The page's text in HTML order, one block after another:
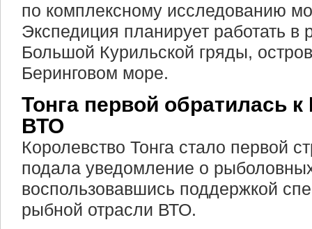
по комплексному исследованию
Экспедиция планирует работать в
Большой Курильской гряды,
Беринговом море.
Тонга первой обратилась
ВТО
Королевство Тонга стало первой
подала уведомление о
воспользовавшись поддержкой
рыбной отрасли ВТО.